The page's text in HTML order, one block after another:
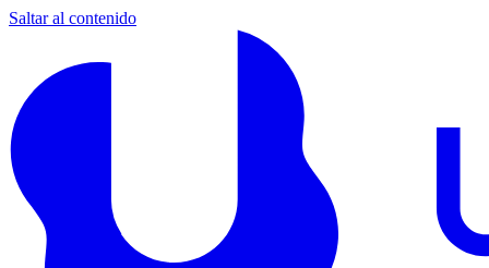
Saltar al contenido